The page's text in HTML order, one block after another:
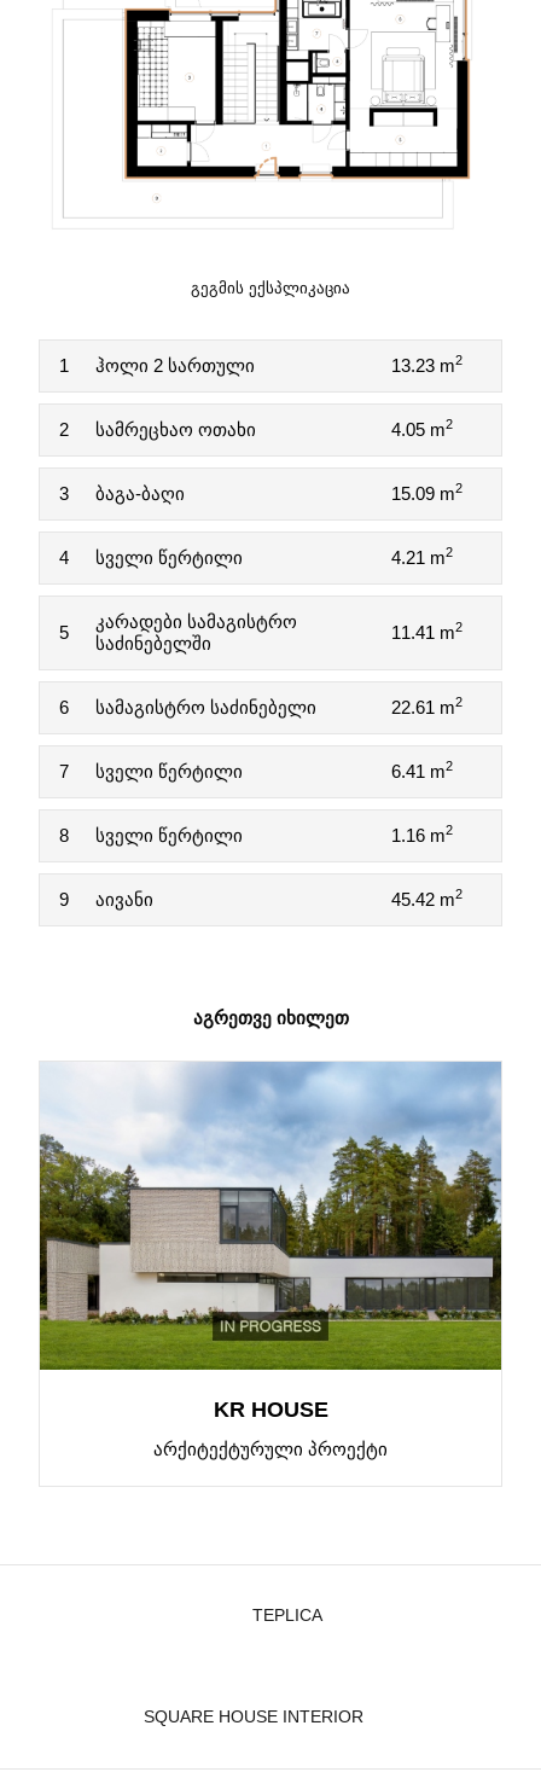
ᲒᲔᲒᲛᲘᲡ ᲔᲥᲡᲞᲚᲘᲙᲐᲪᲘᲐ
1 ჰოლი 2 სართული 13.23 m2
2 სამრეცხაო ოთახი 4.05 m2
3 ბაგა-ბაღი 15.09 m2
4 სველი წერტილი 4.21 m2
5
კარადები სამაგისტრო
საძინებელში
11.41 m2
6 სამაგისტრო საძინებელი 22.61 m2
7 სველი წერტილი 6.41 m2
8 სველი წერტილი 1.16 m2
9 აივანი 45.42 m2
ᲐᲒᲠᲔᲗᲕᲔ ᲘᲮᲘᲚᲔᲗ
KR HOUSE
ᲐᲠᲥᲘᲢᲔᲥᲢᲣᲠᲣᲚᲘ ᲞᲠᲝᲔᲥᲢᲘ
TEPLICA
SQUARE HOUSE INTERIOR